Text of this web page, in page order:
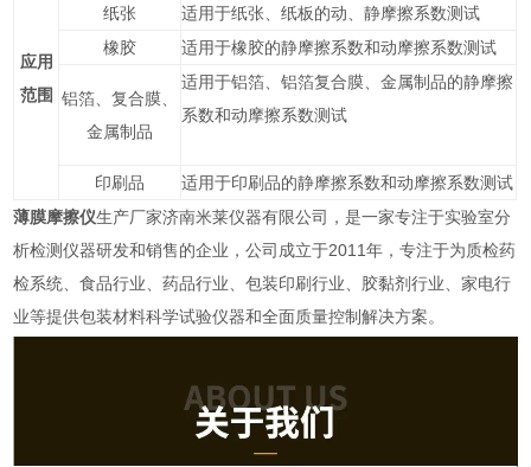
应用
范围
纸张
适用于纸张、纸板的动、静摩擦系数测试
橡胶
适用于橡胶的静摩擦系数和动摩擦系数测试
铝箔、复合膜、
金属制品
适用于铝箔、铝箔复合膜、金属制品的静摩擦
系数和动摩擦系数测试
印刷品
适用于印刷品的静摩擦系数和动摩擦系数测试
薄膜摩擦仪生产厂家济南米莱仪器有限公司，是一家专注于实验室分
析检测仪器研发和销售的企业，公司成立于2011年，专注于为质检药
检系统、食品行业、药品行业、包装印刷行业、胶黏剂行业、家电行
业等提供包装材料科学试验仪器和全面质量控制解决方案。